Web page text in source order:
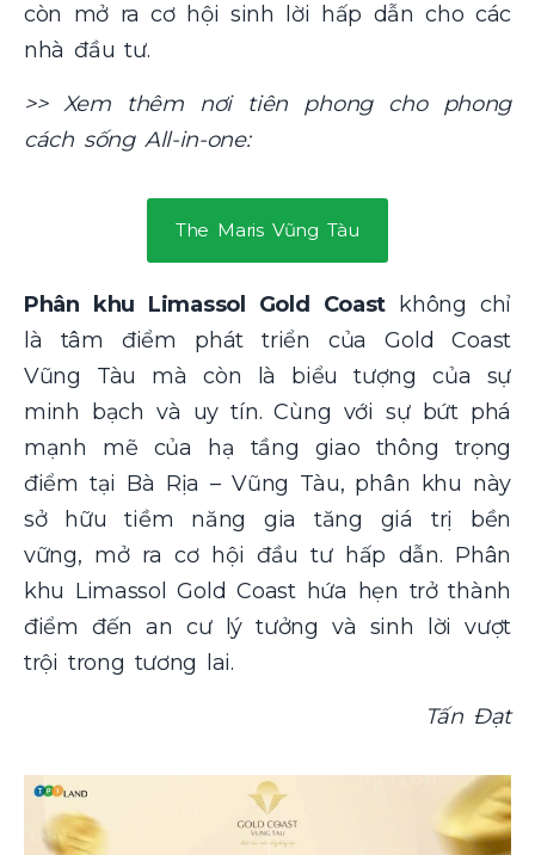
còn mở ra cơ hội sinh lời hấp dẫn cho các
nhà đầu tư.
>> Xem thêm nơi tiên phong cho phong
cách sống All-in-one:
The Maris Vũng Tàu
Phân khu Limassol Gold Coast không chỉ
là tâm điểm phát triển của Gold Coast
Vũng Tàu mà còn là biểu tượng của sự
minh bạch và uy tín. Cùng với sự bứt phá
mạnh mẽ của hạ tầng giao thông trọng
điểm tại Bà Rịa – Vũng Tàu, phân khu này
sở hữu tiềm năng gia tăng giá trị bền
vững, mở ra cơ hội đầu tư hấp dẫn. Phân
khu Limassol Gold Coast hứa hẹn trở thành
điểm đến an cư lý tưởng và sinh lời vượt
trội trong tương lai.
Tấn Đạt